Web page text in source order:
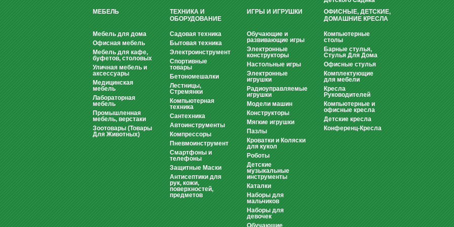
МЕБЕЛЬ
Мебель для дома
Офисная мебель
Мебель для кафе,
буфетов, столовых
Уличная мебель и
аксессуары
Медицинская
мебель
Лабораторная
мебель
Промышленная
мебель, верстаки
Зоотовары (Товары
Для Животных)
ТЕХНИКА И
ОБОРУДОВАНИЕ
Садовая техника
Бытовая техника
Электроинструмент
Спортивные
товары
Бетономешалки
Лестницы,
Стремянки
Компьютерная
техника
Сантехника
Автоинструменты
Компрессоры
Пневмоинструмент
Смартфоны и
телефоны
Защитные Маски
Антисептики для
рук, кожи,
поверхностей,
предметов
ИГРЫ И ИГРУШКИ
Обучающие и
развивающие игры
Электронные
конструкторы
Настольные игры
Электронные
игрушки
Радиоуправляемые
игрушки
Модели машин
Конструкторы
Мягкие игрушки
Пазлы
Кроватки и Коляски
для кукол
Роботы
Детские
музыкальные
инструменты
Каталки
Наборы для
мальчиков
Наборы для
девочек
Обучающие
ОФИСНЫЕ, ДЕТСКИЕ,
ДОМАШНИЕ КРЕСЛА
Компьютерные
столы
Барные стулья,
Стулья Для Дома
Офисные стулья
Комплектующие
для мебели
Кресла
Руководителей
Компьютерные и
офисные кресла
Детские кресла
Конференц-Кресла